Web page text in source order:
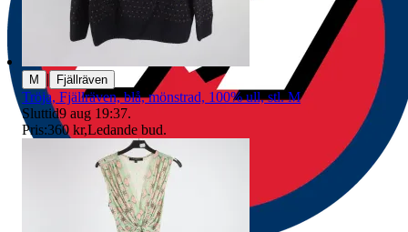
M | Fjällräven
Tröja, Fjällräven, blå, mönstrad, 100% ull, stl. M
Sluttid9 aug 19:37.
Pris:360 kr,Ledande bud.